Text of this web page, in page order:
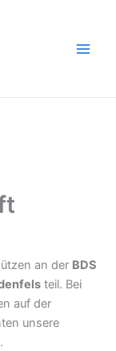
an der BDS
teil. Bei
auf der
unsere